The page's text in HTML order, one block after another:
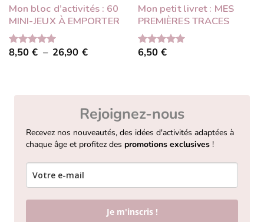
Mon bloc d’activités : 60
MINI-JEUX À EMPORTER
Note 5.00
8,50€ – 26,90 €Plage
26,90 €
Mon petit livret : MES
PREMIÈRES TRACES
Note 5.00
6,50€
Rejoignez-nous
Recevez nos nouveautés, des idées d'activités adaptées à
chaque âge et profitez des promotions exclusives !
Je m'inscris !